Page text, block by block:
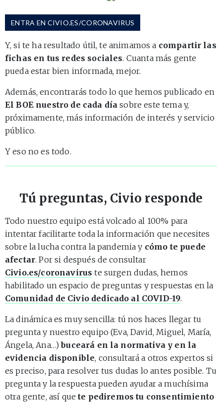
ENTRA EN CIVIO.ES/CORONAVIRUS
Y, si te ha resultado útil, te animamos a compartir las
fichas en tus redes sociales. Cuanta más gente
pueda estar bien informada, mejor.
Además, encontrarás todo lo que hemos publicado en
El BOE nuestro de cada día sobre este tema y,
próximamente, más información de interés y servicio
público.
Y eso no es todo.
Tú preguntas, Civio responde
Todo nuestro equipo está volcado al 100% para
intentar facilitarte toda la información que necesites
sobre la lucha contra la pandemia y cómo te puede
afectar. Por si después de consultar
Civio.es/coronavirus te surgen dudas, hemos
habilitado un espacio de preguntas y respuestas en la
Comunidad de Civio dedicado al COVID-19.
La dinámica es muy sencilla: tú nos haces llegar tu
pregunta y nuestro equipo (Eva, David, Miguel, María,
Ángela, Ana…)buceará en la normativa y en la
evidencia disponible, consultará a otros expertos si
es preciso, para resolver tus dudas lo antes posible. Tu
pregunta y la respuesta pueden ayudar a muchísima
otra gente, así quete pediremos tu consentimiento